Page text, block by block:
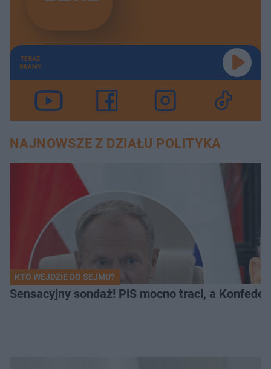
TERAZ
GRAMY
NAJNOWSZE Z DZIAŁU POLITYKA
KTO WEJDZIE DO SEJMU?
Sensacyjny sondaż! PiS mocno traci, a